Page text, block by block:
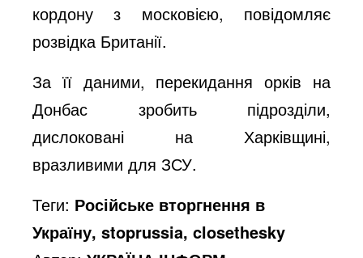
кордону з московією, повідомляє
розвідка Британії.
За її даними, перекидання орків на
Донбас зробить підрозділи,
дислоковані на Харківщині,
вразливими для ЗСУ.
Теги: Російське вторгнення в
Україну, stoprussia, closethesky